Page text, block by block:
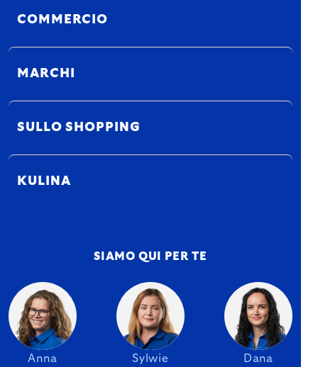
COMMERCIO
MARCHI
SULLO SHOPPING
KULINA
SIAMO QUI PER TE
Anna Sylwie Dana